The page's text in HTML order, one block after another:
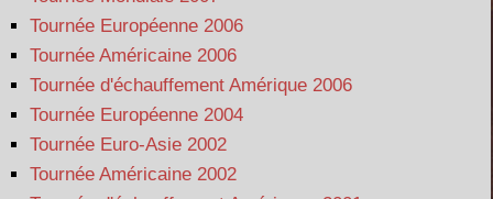
Tournée Européenne 2006
Tournée Américaine 2006
Tournée d'échauffement Amérique 2006
Tournée Européenne 2004
Tournée Euro-Asie 2002
Tournée Américaine 2002